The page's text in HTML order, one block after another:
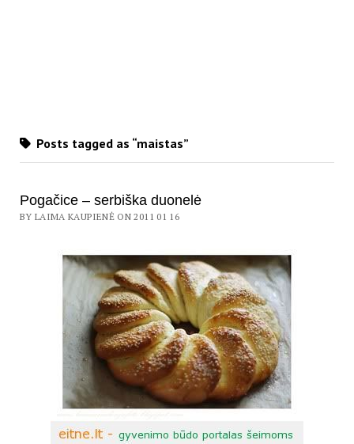
Posts tagged as “maistas”
Pogačice – serbiška duonelė
BY LAIMA KAUPIENĖ ON 2011 01 16